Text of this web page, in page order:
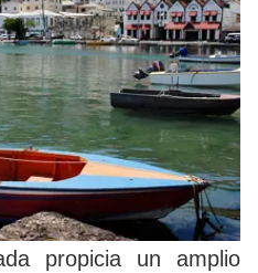
propicia un amplio